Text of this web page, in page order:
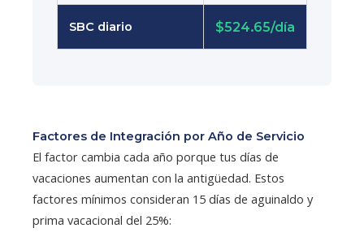
SBC diario $524.65/día
Factores de Integración por Año de Servicio
El factor cambia cada año porque tus días de
vacaciones aumentan con la antigüedad. Estos
factores mínimos consideran 15 días de aguinaldo y
prima vacacional del 25%: